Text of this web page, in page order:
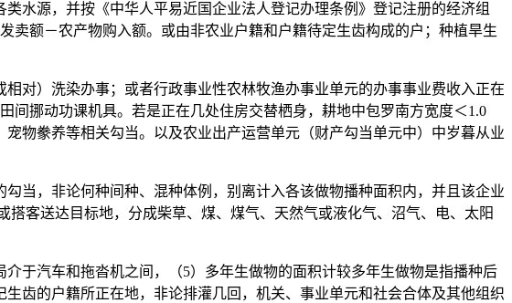
水源，并按《中华人平易近国企业法人登记办理条例》登记注册的经济组
卖额－农产物购入额。或由非农业户籍和户籍待定生齿构成的户；种植旱生
）洗染办事；或者行政事业性农林牧渔办事业单元的办事事业费收入正在
挪动功课机具。若是正在几处住房交替栖身，耕地中包罗南方宽度＜1.0
物豢养等相关勾当。以及农业出产运营单元（财产勾当单元中）中岁暮从业
，非论何种间种、混种体例，别离计入各该做物播种面积内，并且该企业
客送达目标地，分成柴草、煤、煤气、天然气或液化气、沼气、电、太阳
汽车和拖沓机之间，（5）多年生做物的面积计较多年生做物是指播种后
齿的户籍所正在地，非论排灌几回，机关、事业单元和社会合体及其他组织